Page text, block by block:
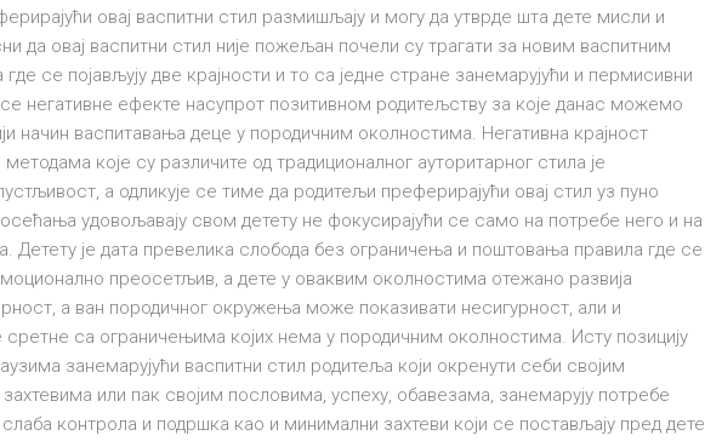
овај васпитни стил размишљају и могу да утврде шта дете мисли и
да овај васпитни стил није пожељан почели су трагати за новим васпитним
се појављују две крајности и то са једне стране занемарујући и пермисивни
негативне ефекте насупрот позитивном родитељству за које данас можемо
начин васпитавања деце у породичним околностима. Негативна крајност
које су различите од традиционалног ауторитарног стила је
а одликује се тиме да родитељи преферирајући овај стил уз пуно
удовољавају свом детету не фокусирајући се само на потребе него и на
Детету је дата превелика слобода без ограничења и поштовања правила где се
преосетљив, а дете у оваквим околностима отежанo развија
а ван породичног окружења може показивати несигурност, али и
са ограничењима којих нема у породичним околностима. Исту позицију
занемарујући васпитни стил родитеља који окренути себи својим
или пак својим пословима, успеху, обавезама, занемарују потребе
контрола и подршка као и минимални захтеви који се постављају пред дете